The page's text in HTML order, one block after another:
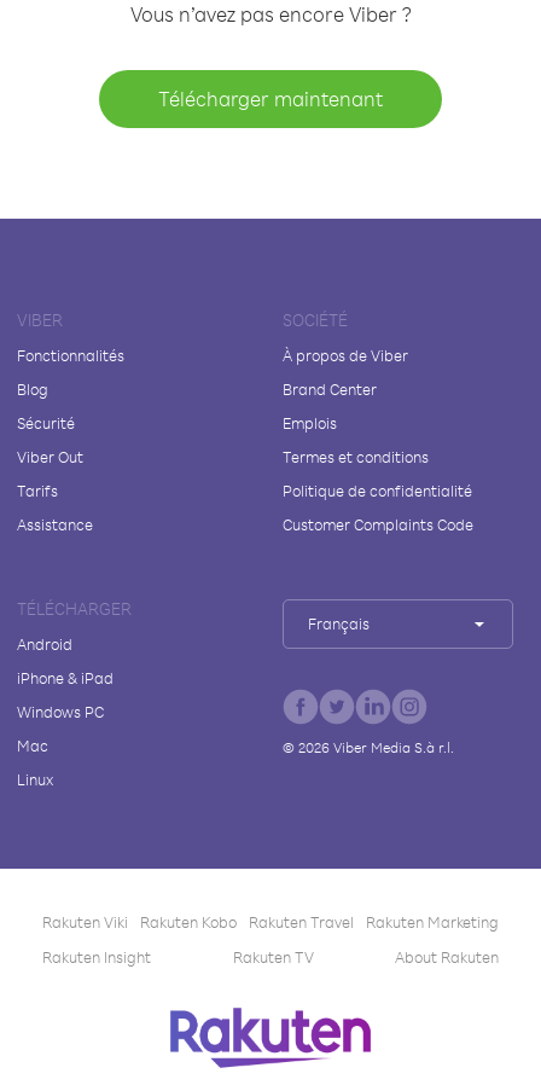
Vous n’avez pas encore Viber ?
Télécharger maintenant
VIBER
Fonctionnalités
Blog
Sécurité
Viber Out
Tarifs
Assistance
SOCIÉTÉ
À propos de Viber
Brand Center
Emplois
Termes et conditions
Politique de confidentialité
Customer Complaints Code
TÉLÉCHARGER
Android
iPhone & iPad
Windows PC
Mac
Linux
Français
© 2026Viber Media S.à r.l.
Rakuten Viki Rakuten Kobo Rakuten Travel
Rakuten Marketing
Rakuten Insight
Rakuten TV About Rakuten